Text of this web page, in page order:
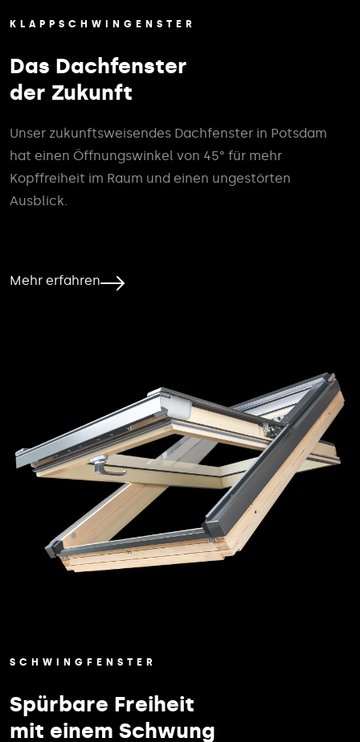
KLAPPSCHWINGENSTER
Das Dachfenster
der Zukunft
Unser zukunftsweisendes Dachfenster in Potsdam
hat einen Öffnungswinkel von 45° für mehr
Kopffreiheit im Raum und einen ungestörten
Ausblick.
Mehr erfahren
SCHWINGFENSTER
Spürbare Freiheit
mit einem Schwung